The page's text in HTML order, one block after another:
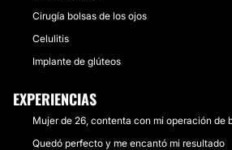
Cirugía bolsas de los ojos
Celulitis
Implante de glúteos
EXPERIENCIAS
Mujer de 26, contenta con mi operación de
Quedó perfecto y me encantó mi resultado